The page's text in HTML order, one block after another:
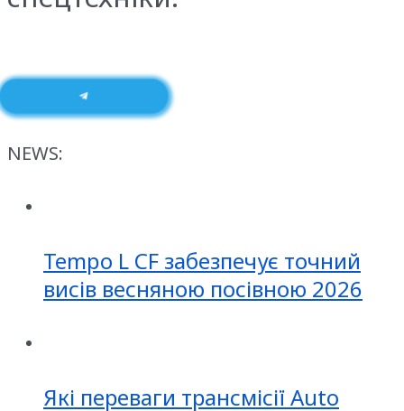
NEWS:
Tempo L CF забезпечує точний
висів весняною посівною 2026
Які переваги трансмісії Auto